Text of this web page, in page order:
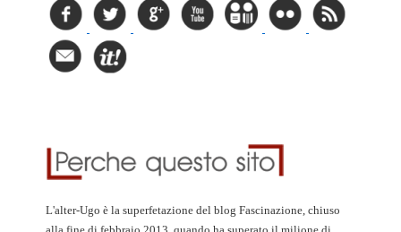
L'alter-Ugo è la superfetazione del blog Fascinazione, chiuso